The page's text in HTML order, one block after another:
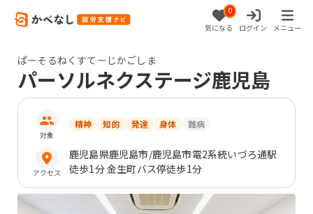
0
気になる ログイン メニュー
ぱーそるねくすてーじかごしま
パーソルネクステージ鹿児島
対象
精神 知的 発達 身体 難病
アクセス
鹿児島県鹿児島市/鹿児島市電2系統いづろ通駅
徒歩1分 金生町バス停徒歩1分